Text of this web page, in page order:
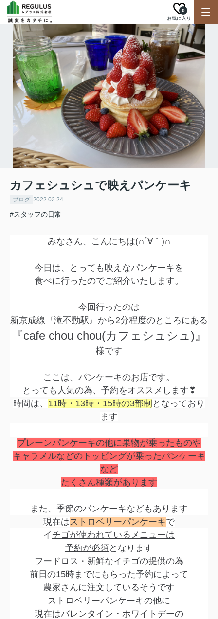
お気に入り
0
カフェシュシュで映えパンケーキ
ブログ 2022.02.24
#スタッフの日常
みなさん、こんにちは(∩´∀｀)∩
今日は、とっても映えなパンケーキを
食べに行ったのでご紹介いたします。
今回行ったのは
新京成線『滝不動駅』から2分程度のところにある
『cafe chou chou(カフェシュシュ)』
様です
ここは、パンケーキのお店です。
とっても人気の為、予約をオススメします❣
時間は、 11時・13時・15時の3部制 となっており
ます
プレーンパンケーキの他に果物が乗ったものや
キャラメルなどのトッピングが乗ったパンケーキ
など
たくさん種類があります
また、季節のパンケーキなどもあります
現在は ストロベリーパンケーキで
イ チゴが使われているメニューは
予約が必須となります
フードロス・新鮮なイチゴの提供の為
前日の15時までにもらった予約によって
農家さんに注文しているそうです
ストロベリーパンケーキの他に
現在はバレンタイン・ホワイトデーの